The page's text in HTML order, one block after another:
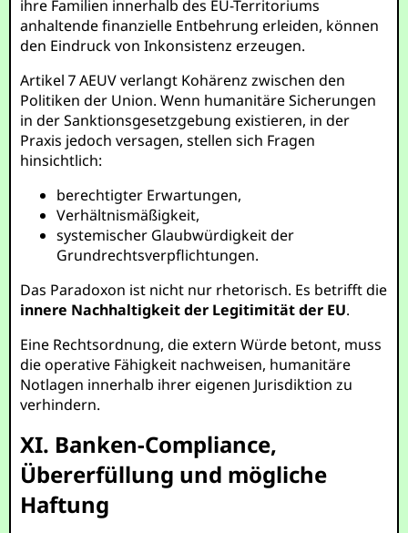
ihre Familien innerhalb des EU-Territoriums
anhaltende finanzielle Entbehrung erleiden, können
den Eindruck von Inkonsistenz erzeugen.
Artikel 7 AEUV verlangt Kohärenz zwischen den
Politiken der Union. Wenn humanitäre Sicherungen
in der Sanktionsgesetzgebung existieren, in der
Praxis jedoch versagen, stellen sich Fragen
hinsichtlich:
berechtigter Erwartungen,
Verhältnismäßigkeit,
systemischer Glaubwürdigkeit der
Grundrechtsverpflichtungen.
Das Paradoxon ist nicht nur rhetorisch. Es betrifft die
innere Nachhaltigkeit der Legitimität der EU.
Eine Rechtsordnung, die extern Würde betont, muss
die operative Fähigkeit nachweisen, humanitäre
Notlagen innerhalb ihrer eigenen Jurisdiktion zu
verhindern.
XI. Banken-Compliance,
Übererfüllung und mögliche
Haftung